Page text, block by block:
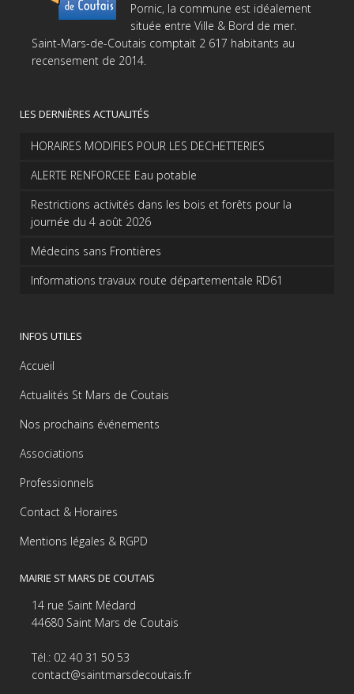
Pornic, la commune est idéalement
située entre Ville & Bord de mer.
Saint-Mars-de-Coutais comptait 2 617 habitants au
recensement de 2014.
LES DERNIÈRES ACTUALITÉS
HORAIRES MODIFIES POUR LES DECHETTERIES
ALERTE RENFORCEE Eau potable
Restrictions activités dans les bois et forêts pour la
journée du 4 août 2026
Médecins sans Frontières
Informations travaux route départementale RD61
INFOS UTILES
Accueil
Actualités St Mars de Coutais
Nos prochains événements
Associations
Professionnels
Contact & Horaires
Mentions légales & RGPD
MAIRIE ST MARS DE COUTAIS
14 rue Saint Médard
44680 Saint Mars de Coutais
Tél.: 02 40 31 50 53
contact@saintmarsdecoutais.fr